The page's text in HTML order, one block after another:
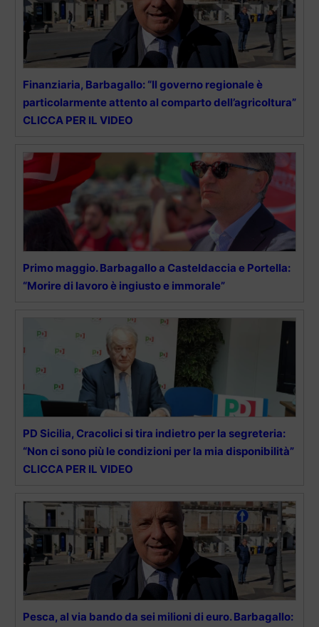
Finanziaria, Barbagallo: “Il governo regionale è
particolarmente attento al comparto dell’agricoltura”
CLICCA PER IL VIDEO
Primo maggio. Barbagallo a Casteldaccia e Portella:
“Morire di lavoro è ingiusto e immorale”
PD Sicilia, Cracolici si tira indietro per la segreteria:
“Non ci sono più le condizioni per la mia disponibilità”
CLICCA PER IL VIDEO
Pesca, al via bando da sei milioni di euro. Barbagallo: